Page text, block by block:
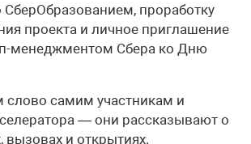
СберОбразованием, проработку
проекта и личное приглашение
менеджментом Сбера ко Дню
слово самим участникам и
— они рассказывают о
вызовах и открытиях.